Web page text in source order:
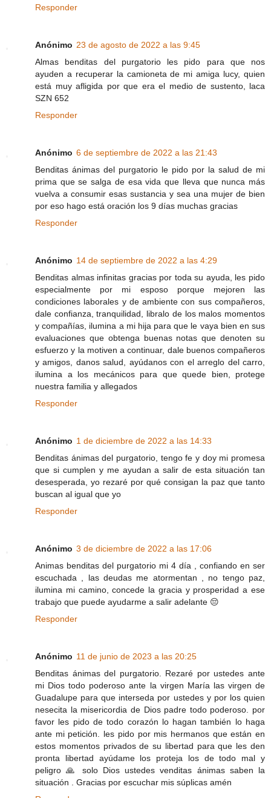
Responder
Anónimo 23 de agosto de 2022 a las 9:45
Almas benditas del purgatorio les pido para que nos
ayuden a recuperar la camioneta de mi amiga lucy, quien
está muy afligida por que era el medio de sustento, laca
SZN 652
Responder
Anónimo 6 de septiembre de 2022 a las 21:43
Benditas ánimas del purgatorio le pido por la salud de mi
prima que se salga de esa vida que lleva que nunca más
vuelva a consumir esas sustancia y sea una mujer de bien
por eso hago está oración los 9 días muchas gracias
Responder
Anónimo 14 de septiembre de 2022 a las 4:29
Benditas almas infinitas gracias por toda su ayuda, les pido
especialmente por mi esposo porque mejoren las
condiciones laborales y de ambiente con sus compañeros,
dale confianza, tranquilidad, libralo de los malos momentos
y compañías, ilumina a mi hija para que le vaya bien en sus
evaluaciones que obtenga buenas notas que denoten su
esfuerzo y la motiven a continuar, dale buenos compañeros
y amigos, danos salud, ayúdanos con el arreglo del carro,
ilumina a los mecánicos para que quede bien, protege
nuestra familia y allegados
Responder
Anónimo 1 de diciembre de 2022 a las 14:33
Benditas ánimas del purgatorio, tengo fe y doy mi promesa
que si cumplen y me ayudan a salir de esta situación tan
desesperada, yo rezaré por qué consigan la paz que tanto
buscan al igual que yo
Responder
Anónimo 3 de diciembre de 2022 a las 17:06
Animas benditas del purgatorio mi 4 día , confiando en ser
escuchada , las deudas me atormentan , no tengo paz,
ilumina mi camino, concede la gracia y prosperidad a ese
trabajo que puede ayudarme a salir adelante 😔
Responder
Anónimo 11 de junio de 2023 a las 20:25
Benditas ánimas del purgatorio. Rezaré por ustedes ante
mi Dios todo poderoso ante la virgen María las virgen de
Guadalupe para que interseda por ustedes y por los quien
nesecita la misericordia de Dios padre todo poderoso. por
favor les pido de todo corazón lo hagan también lo haga
ante mi petición. les pido por mis hermanos que están en
estos momentos privados de su libertad para que les den
pronta libertad ayúdame los proteja los de todo mal y
peligro 🙏 solo Dios ustedes venditas ánimas saben la
situación . Gracias por escuchar mis súplicas amén